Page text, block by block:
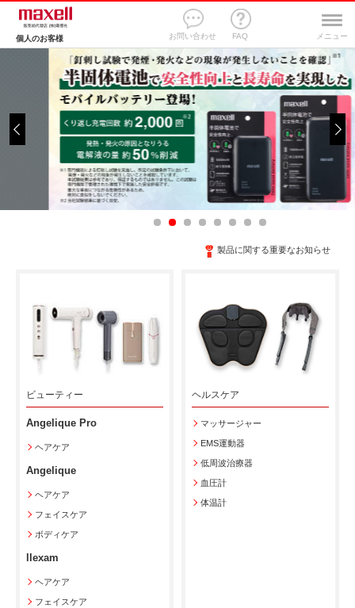
個人のお客様 お問い合わせ FAQ メニュー
製品に関する重要なお知らせ
ビューティー
Angelique Pro
ヘアケア
Angelique
ヘアケア
フェイスケア
ボディケア
llexam
ヘアケア
フェイスケア
ヘルスケア
マッサージャー
EMS運動器
低周波治療器
血圧計
体温計